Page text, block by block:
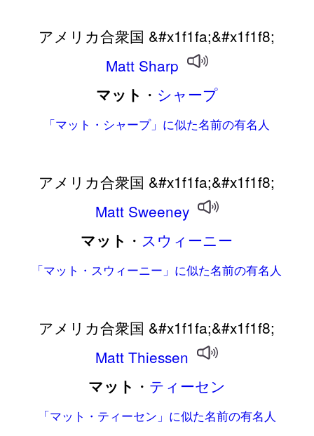
アメリカ合衆国 &#x1f1fa;&#x1f1f8;
Matt Sharp
マット ・ シャープ
「マット・シャープ」に似た名前の有名人
アメリカ合衆国 &#x1f1fa;&#x1f1f8;
Matt Sweeney
マット ・ スウィーニー
「マット・スウィーニー」に似た名前の有名人
アメリカ合衆国 &#x1f1fa;&#x1f1f8;
Matt Thiessen
マット ・ ティーセン
「マット・ティーセン」に似た名前の有名人